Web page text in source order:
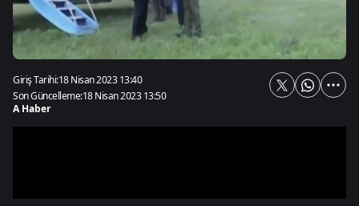
Giriş Tarihi:18 Nisan 2023 13:40
Son Güncelleme:18 Nisan 2023 13:50
A Haber